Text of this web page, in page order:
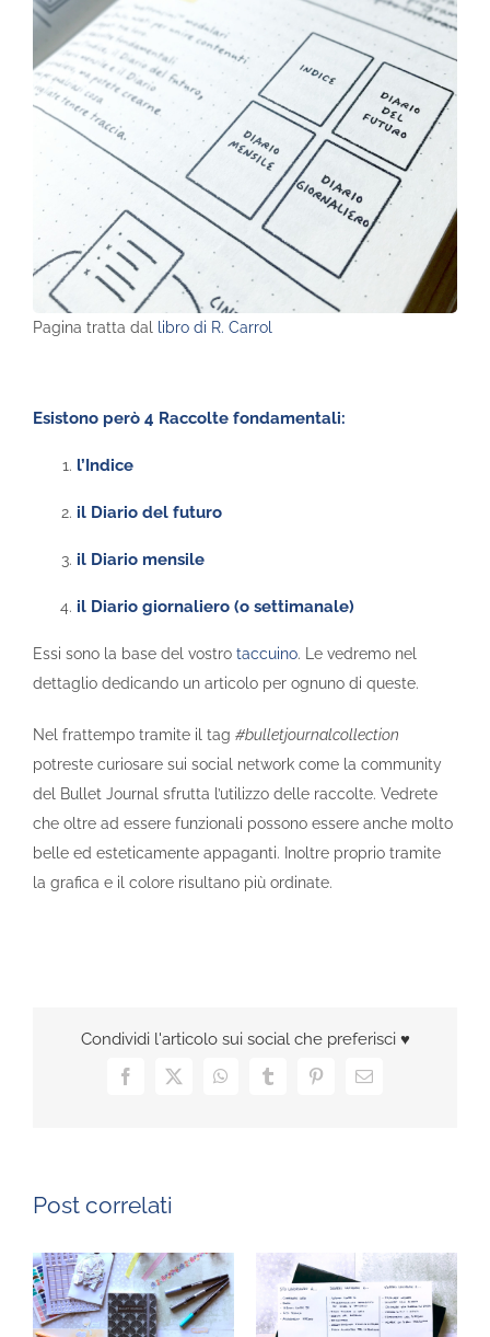
Pagina tratta dal libro di R. Carrol
Esistono però 4 Raccolte fondamentali:
l’Indice
il Diario del futuro
il Diario mensile
il Diario giornaliero (o settimanale)
Essi sono la base del vostro taccuino. Le vedremo nel
dettaglio dedicando un articolo per ognuno di queste.
Nel frattempo tramite il tag #bulletjournalcollection
potreste curiosare sui social network come la community
del Bullet Journal sfrutta l’utilizzo delle raccolte. Vedrete
che oltre ad essere funzionali possono essere anche molto
belle ed esteticamente appaganti. Inoltre proprio tramite
la grafica e il colore risultano più ordinate.
Condividi l'articolo sui social che preferisci ♥️
Facebook
X WhatsAppTumblrPinterestEmail
Post correlati